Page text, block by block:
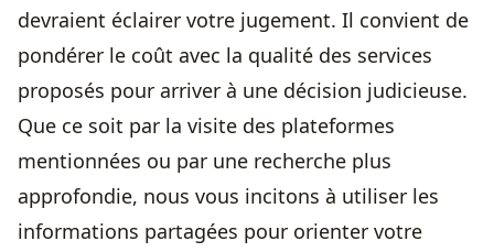
devraient éclairer votre jugement. Il convient de
pondérer le coût avec la qualité des services
proposés pour arriver à une décision judicieuse.
Que ce soit par la visite des plateformes
mentionnées ou par une recherche plus
approfondie, nous vous incitons à utiliser les
informations partagées pour orienter votre